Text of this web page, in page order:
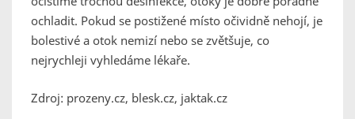
ochladit. Pokud se postižené místo očividně nehojí, je
bolestivé a otok nemizí nebo se zvětšuje, co
nejrychleji vyhledáme lékaře.
Zdroj: prozeny.cz, blesk.cz, jaktak.cz